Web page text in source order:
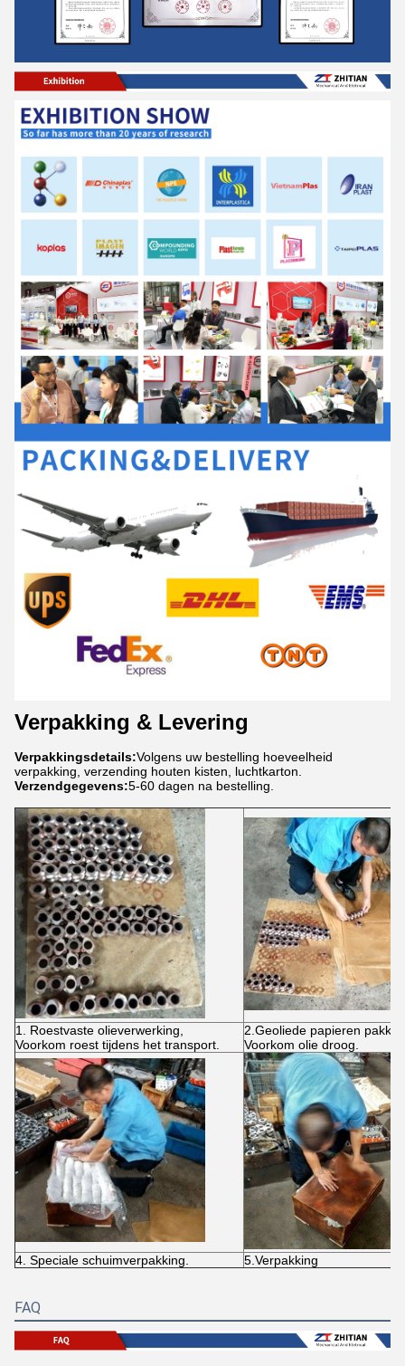
Verpakking & Levering
Verpakkingsdetails:Volgens uw bestelling hoeveelheid
verpakking, verzending houten kisten, luchtkarton.
Verzendgegevens:5-60 dagen na bestelling.
1. Roestvaste olieverwerking,
Voorkom roest tijdens het transport.
2.Geoliede papieren
Voorkom olie droog.
4. Speciale schuimverpakking. 5.Verpakking
FAQ